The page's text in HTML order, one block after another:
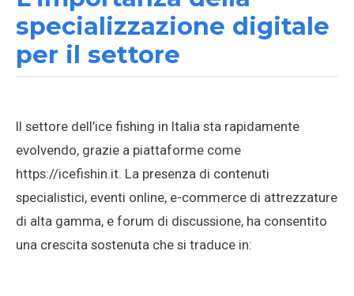
specializzazione digitale
per il settore
Il settore dell’ice fishing in Italia sta rapidamente
evolvendo, grazie a piattaforme come
https://icefishin.it. La presenza di contenuti
specialistici, eventi online, e-commerce di attrezzature
di alta gamma, e forum di discussione, ha consentito
una crescita sostenuta che si traduce in: